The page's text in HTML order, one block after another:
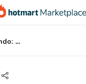
Aprendo Cocinando: Un Recetario para Desarrollar Autonomía y Creatividad